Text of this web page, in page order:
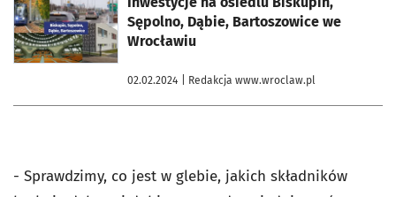
Sępolno, Dąbie, Bartoszowice we
Wrocławiu
02.02.2024 | Redakcja www.wroclaw.pl
- Sprawdzimy, co jest w glebie, jakich składników